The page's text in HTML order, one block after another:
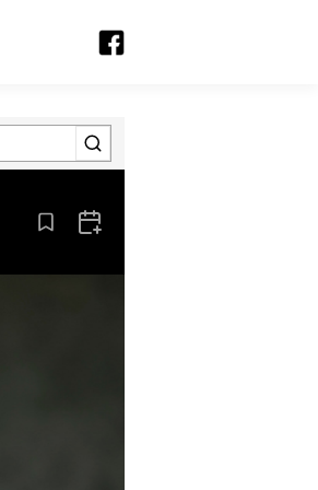
Aus den Lesezeichen entfernen
Zum Kalender hinzufügen